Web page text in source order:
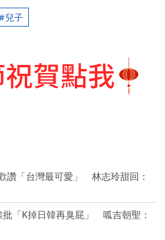
兒子
讚「台灣最可愛」 林志玲甜回：
「K掉日韓再臭屁」 呱吉朝聖：